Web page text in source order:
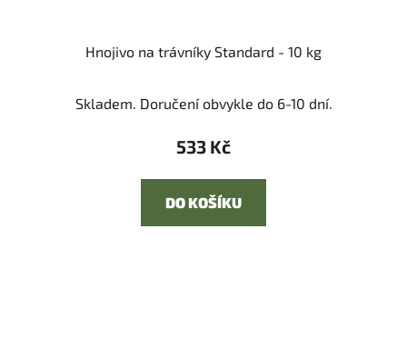
Hnojivo na trávníky Standard - 10 kg
Skladem. Doručení obvykle do 6-10 dní.
533 Kč
DO KOŠÍKU